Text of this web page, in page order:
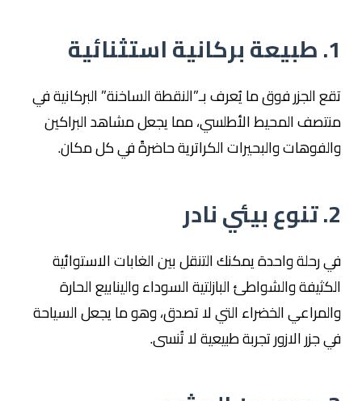
1. طبيعة بركانية استثنائية
تقع الجزر فوق ما يُعرف بـ”النقطة الساخنة” البركانية في
منتصف المحيط الأطلسي، مما يجعل مشاهد البراكين
والفوهات والبحيرات الكراترية حاضرةً في كل مكان.
2. تنوع بيئي نادر
في رحلة واحدة يمكنك التنقل بين الغابات الاستوائية
الكثيفة والشواطئ البازلتية السوداء والينابيع الحارة
والمراعي الخضراء التي لا تصدق، وهو ما يجعل السياحة
في جزر الازور تجربة طبيعية لا تُنسى.